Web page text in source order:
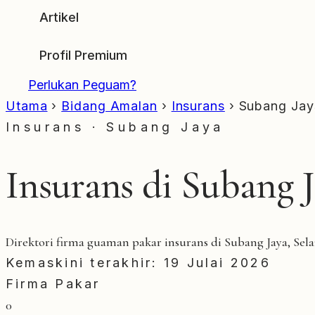
Artikel
Profil Premium
Perlukan Peguam?
Utama › Bidang Amalan › Insurans › Subang
Insurans · Subang Jaya
Insurans di Subang
Direktori firma guaman pakar insurans di Subang Jaya,
Kemaskini terakhir: 19 Julai 2026
Firma Pakar
0